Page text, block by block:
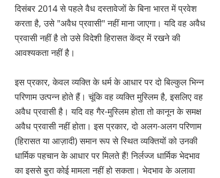
दिसंबर 2014 से पहले वैध दस्तावेजों के बिना भारत में प्रवेश
करता है, उसे "अवैध प्रवासी" नहीं माना जाएगा। यदि वह अवैध
प्रवासी नहीं है तो उसे विदेशी हिरासत केंद्र में रखने की
आवश्यकता नहीं है।
इस प्रकार, केवल व्यक्ति के धर्म के आधार पर दो बिल्कुल भिन्न
परिणाम उत्पन्न होते हैं। चूंकि वह व्यक्ति मुस्लिम है, इसलिए वह
अवैध प्रवासी है। यदि वह गैर-मुस्लिम होता तो कानून के समक्ष
अवैध प्रवासी नहीं होता। इस प्रकार, दो अलग-अलग परिणाम
(हिरासत या आज़ादी) समान रूप से स्थित व्यक्तियों को उनकी
धार्मिक पहचान के आधार पर मिलते हैं! निर्लज्ज धार्मिक भेदभाव
का इससे बुरा कोई मामला नहीं हो सकता। भेदभाव के अलावा